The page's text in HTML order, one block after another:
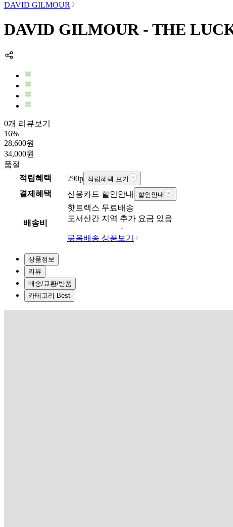
DAVID GILMOUR
DAVID GILMOUR - THE
0개 리뷰보기
16%
28,600원
34,000원
품절
적립혜택
290p 적립혜택 보기
결제혜택 신용카드 할인안내 할인안내
배송비
핫트랙스 무료배송
도서산간 지역 추가 요금 있음
묶음배송 상품보기
상품정보
리뷰
배송/교환/반품
카테고리 Best